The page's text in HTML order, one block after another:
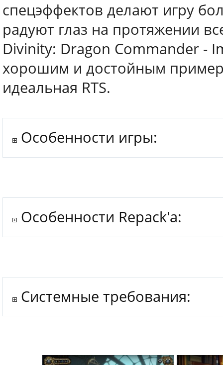
спецэффектов делают игру
радуют глаз на протяжении
Divinity: Dragon Commander -
хорошим и достойным
идеальная RTS.
Особенности игры:
Особенности Repack'a:
Системные требования: